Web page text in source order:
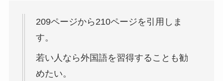
209ページから210ページを引用しま
す。
若い人なら外国語を習得することも勧
めたい。